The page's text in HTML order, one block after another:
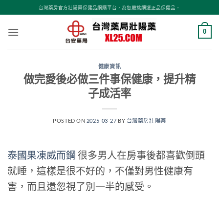
轉
台灣藥房官方壯陽藥保健品網購平台，為您嚴挑細選正品保健品。
0
健康資訊
做完愛後必做三件事保健康，提升精
子成活率
POSTED ON 2025-03-27 BY 台灣藥房壯陽藥
泰國果凍威而鋼 很多男人在房事後都喜歡倒頭
就睡，這樣是很不好的，不僅對男性健康有
害，而且還忽視了別一半的感受。